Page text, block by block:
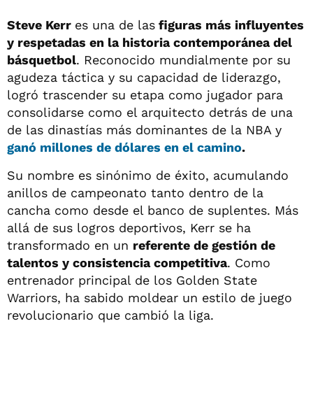
Steve Kerr es una de las figuras más influyentes
y respetadas en la historia contemporánea del
básquetbol. Reconocido mundialmente por su
agudeza táctica y su capacidad de liderazgo,
logró trascender su etapa como jugador para
consolidarse como el arquitecto detrás de una
de las dinastías más dominantes de la NBA y
ganó millones de dólares en el camino.
Su nombre es sinónimo de éxito, acumulando
anillos de campeonato tanto dentro de la
cancha como desde el banco de suplentes. Más
allá de sus logros deportivos, Kerr se ha
transformado en un referente de gestión de
talentos y consistencia competitiva. Como
entrenador principal de los Golden State
Warriors, ha sabido moldear un estilo de juego
revolucionario que cambió la liga.